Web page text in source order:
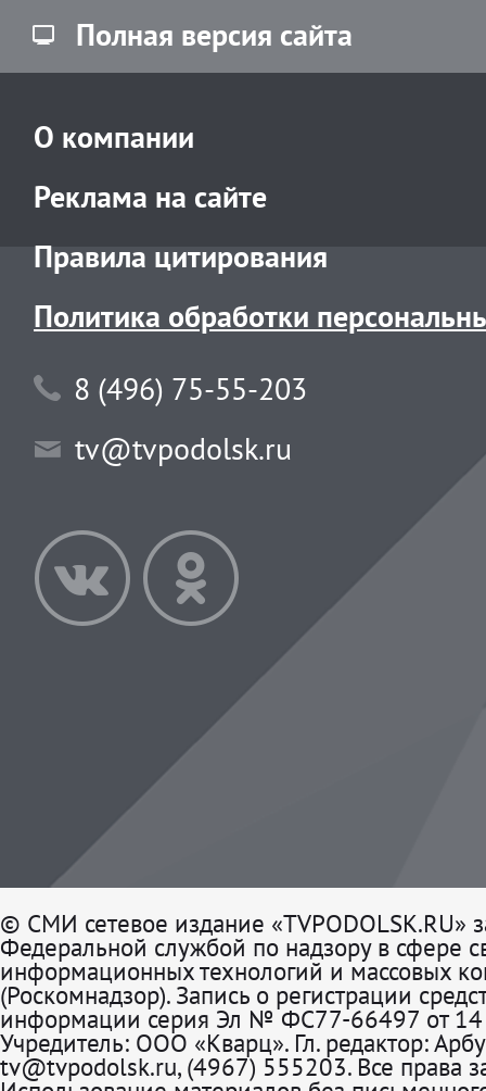
Полная версия сайта
О компании
Реклама на сайте
Правила цитирования
Политика обработки
8 (496) 75-55-203
tv@tvpodolsk.ru
© СМИ сетевое издание «TVPODOLSK.RU»
Федеральной службой по надзору в сфере
информационных технологий и массовых
(Роскомнадзор). Запись о регистрации
информации серия Эл № ФС77-66497 от 14
Учредитель: ООО «Кварц». Гл. редактор:
tv@tvpodolsk.ru, (4967) 555203. Все права